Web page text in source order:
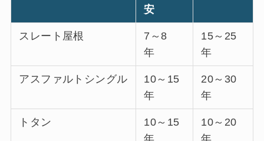
安
スレート屋根
7～8
年
15～25
年
アスファルトシングル
10～15
年
20～30
年
トタン
10～15
10～20